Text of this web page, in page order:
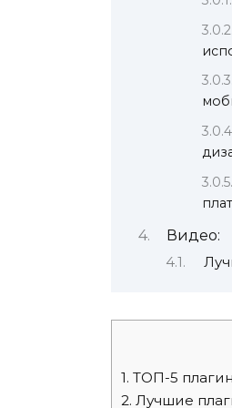
Видео:
1. ТОП-5
2. Лучшие